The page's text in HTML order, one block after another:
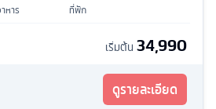
หาร ที่พัก
เริ่มต้น 34,990
ดูรายละเอียด